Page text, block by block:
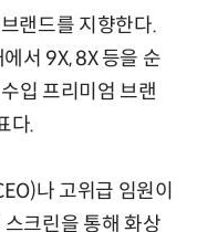
랜드를 지향한다.
서 9X, 8X 등을 순
입 프리미엄 브랜
다.
나 고위급 임원이
크린을 통해 화상